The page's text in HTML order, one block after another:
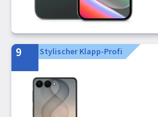
9 Stylischer Klapp-Profi